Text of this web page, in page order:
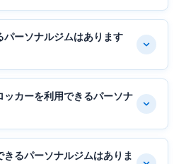
ーソナルジムはあります
カーを利用できるパーソナ
るパーソナルジムはありま